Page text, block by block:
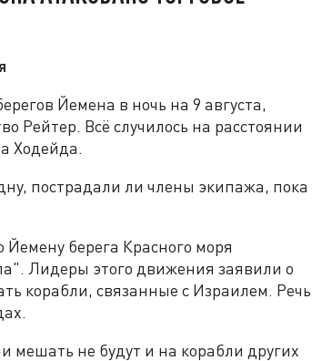
Йемена в ночь на 9 августа,
Рейтер. Всё случилось на расстоянии
Ходейда.
пострадали ли члены экипажа, пока
берега Красного моря
Лидеры этого движения заявили о
корабли, связанные с Израилем. Речь
мешать не будут и на корабли других